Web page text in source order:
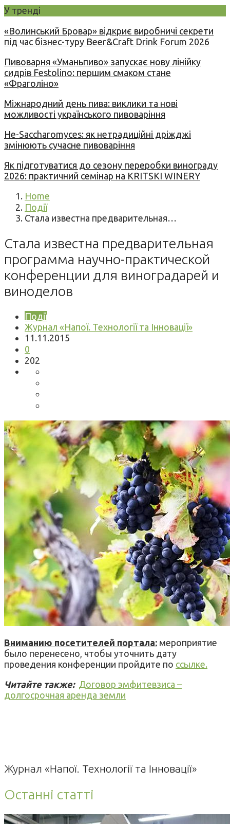
У тренді
«Волинський Бровар» відкриє виробничі секрети
під час бізнес-туру Beer&Craft Drink Forum 2026
Пивоварня «Уманьпиво» запускає нову лінійку
сидрів Festolino: першим смаком стане
«Фраголіно»
Міжнародний день пива: виклики та нові
можливості українського пивоваріння
Не-Saccharomyces: як нетрадиційні дріжджі
змінюють сучасне пивоваріння
Як підготуватися до сезону переробки винограду
2026: практичний семінар на KRITSKI WINERY
Home
Події
Стала известна предварительная…
Стала известна предварительная
программа научно-практической
конференции для виноградарей и
виноделов
Події
Журнал «Напої. Технології та Інновації»
11.11.2015
0
202
Вниманию посетителей портала: мероприятие
было перенесено, чтобы уточнить дату
проведения конференции пройдите по ссылке.
Читайте также: Договор эмфитевзиса –
долгосрочная аренда земли
Журнал «Напої. Технології та Інновації»
Останні статті